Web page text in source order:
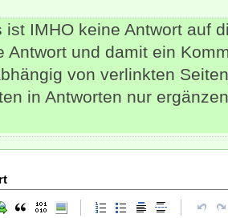
ist IMHO keine Antwort auf
Antwort und damit ein
von verlinkten
in Antworten nur